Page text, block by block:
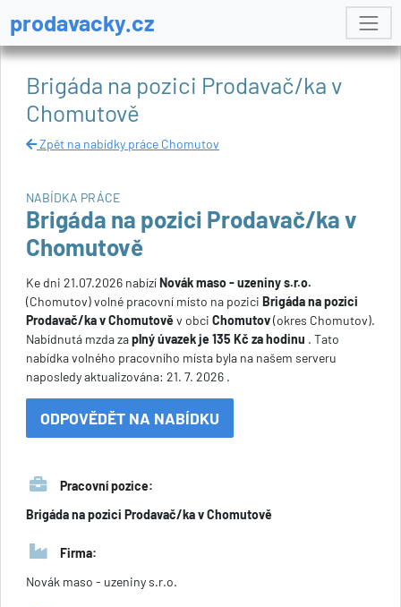
prodavacky.cz
Brigáda na pozici Prodavač/ka v
Chomutově
Zpět na nabídky práce Chomutov
NABÍDKA PRÁCE
Brigáda na pozici Prodavač/ka v
Chomutově
Ke dni 21.07.2026 nabízíNovák maso - uzeniny s.r.o.
(Chomutov) volné pracovní místo na pozici Brigáda na pozici
Prodavač/ka v Chomutově v obci Chomutov(okres Chomutov).
Nabídnutá mzda zaplný úvazek je 135 Kč za hodinu . Tato
nabídka volného pracovního místa byla na našem serveru
naposledy aktualizována: 21. 7. 2026 .
ODPOVĚDĚT NA NABÍDKU
Pracovní pozice:
Brigáda na pozici Prodavač/ka v Chomutově
Firma:
Novák maso - uzeniny s.r.o.